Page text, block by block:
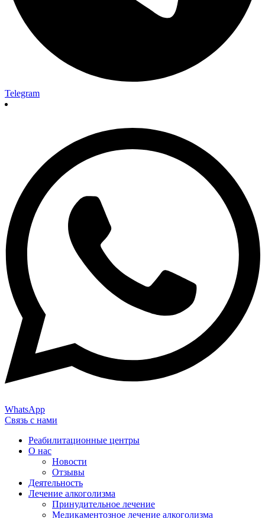
Telegram
WhatsApp
Связь с нами
Реабилитационные центры
О нас
Новости
Отзывы
Деятельность
Лечение алкоголизма
Принудительное лечение
Медикаментозное лечение алкоголизма